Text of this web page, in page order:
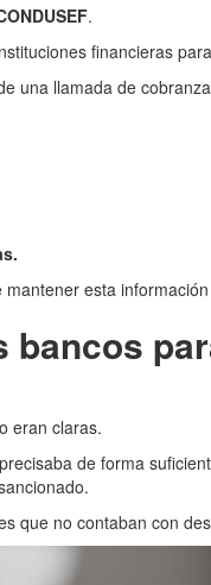
.
financieras
una llamada de
esta
bancos
eran claras.
de forma
que no contaban con